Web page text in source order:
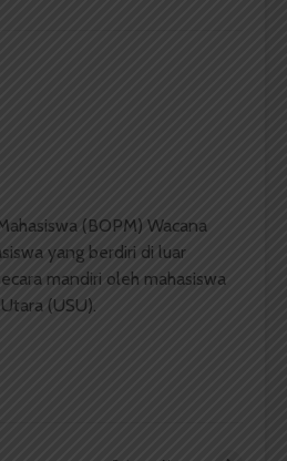
(BOPM) Wacana
yang berdiri di luar
mandiri oleh mahasiswa
(USU).